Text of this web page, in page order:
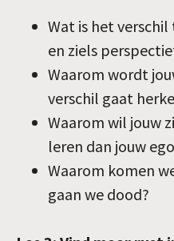
Wat is het
en ziels
Waarom wordt
verschil gaat
Waarom wil jouw
leren dan jouw
Waarom komen
gaan we dood?